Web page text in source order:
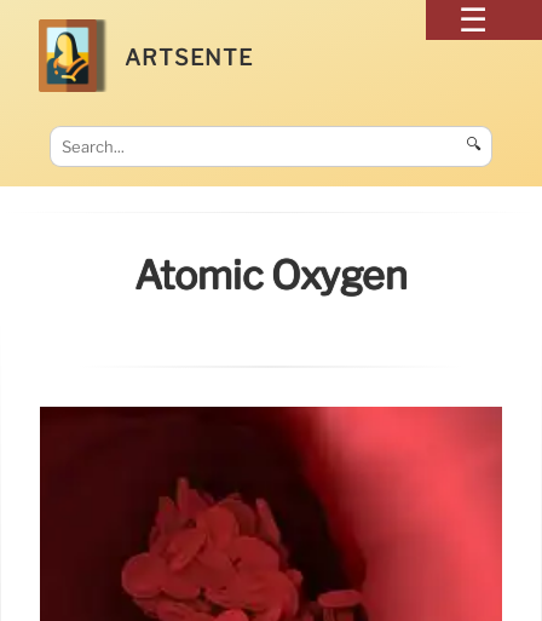
ARTSENTE
🔍
Atomic Oxygen